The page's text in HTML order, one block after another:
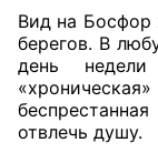
Вид на Босфор
берегов. В
день
отвлечь душу.